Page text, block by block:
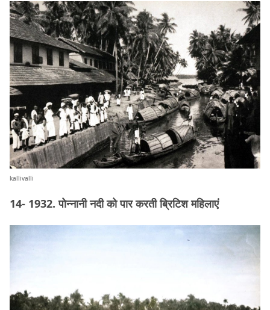
kallivalli
14- 1932. पोन्नानी नदी को पार करती ब्रिटिश महिलाएं